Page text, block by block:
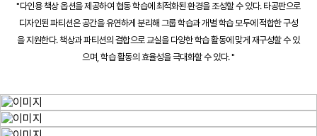
"다인용 책상 옵션을 제공하여 협동 학습에 최적화된 환경을 조성할 수 있다. 타공판으로
디자인된 파티션은 공간을 유연하게 분리해 그룹 학습과 개별 학습 모두에 적합한 구성
을 지원한다. 책상과 파티션의 결합으로 교실을 다양한 학습 활동에 맞게 재구성할 수 있
으며, 학습 활동의 효율성을 극대화할 수 있다. "